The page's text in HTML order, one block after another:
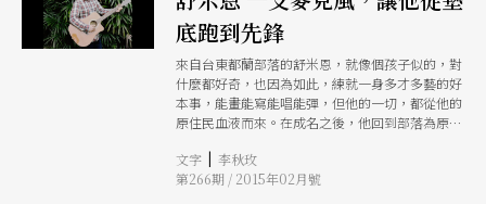
直到隔年再來同一家醫院，才知道小女孩已去世。
從那一刻起，他發願為孩子們做點事。 「水果冰
淇淋」一播十七年、劇團已製作近卅齣大戲、「九
點強強滾」現場直播，收聽人次難以計數，現在又
有「心劇場」要顧。問他主持節目、創作及劇團營
運幾乎占據大部分時間，不累嗎？「不累，這才是
完整的生活。」趙自強句子短短的，臉上掛著笑
臉，回答得肯定而感性：「我現在的人生價值，就
是小朋友賦予的。」
底跑到先鋒
來自台東都蘭部落的舒米恩，就像個孩子似的，對
什麼都好奇，也因為如此，練就一身多才多藝的好
本事，能畫能寫能唱能彈，但他的一切，都從他的
原住民血液而來。在成名之後，他回到部落為原民
代，但他想辦法保留其精神價值，用自己的創作活
出現在的樣貌。
文字 | 李秋玫
第266期 / 2015年02月號